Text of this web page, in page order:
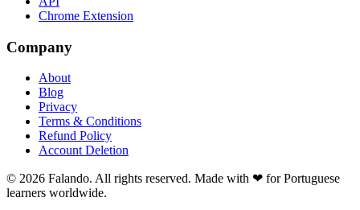
Chrome Extension
Company
About
Blog
Privacy
Terms & Conditions
Refund Policy
Account Deletion
© 2026 Falando. All rights reserved. Made with ❤ for Portuguese
learners worldwide.